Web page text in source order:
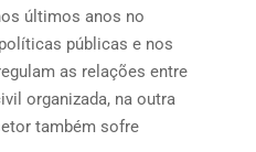
últimos anos no
públicas e nos
as relações entre
organizada, na outra
também sofre